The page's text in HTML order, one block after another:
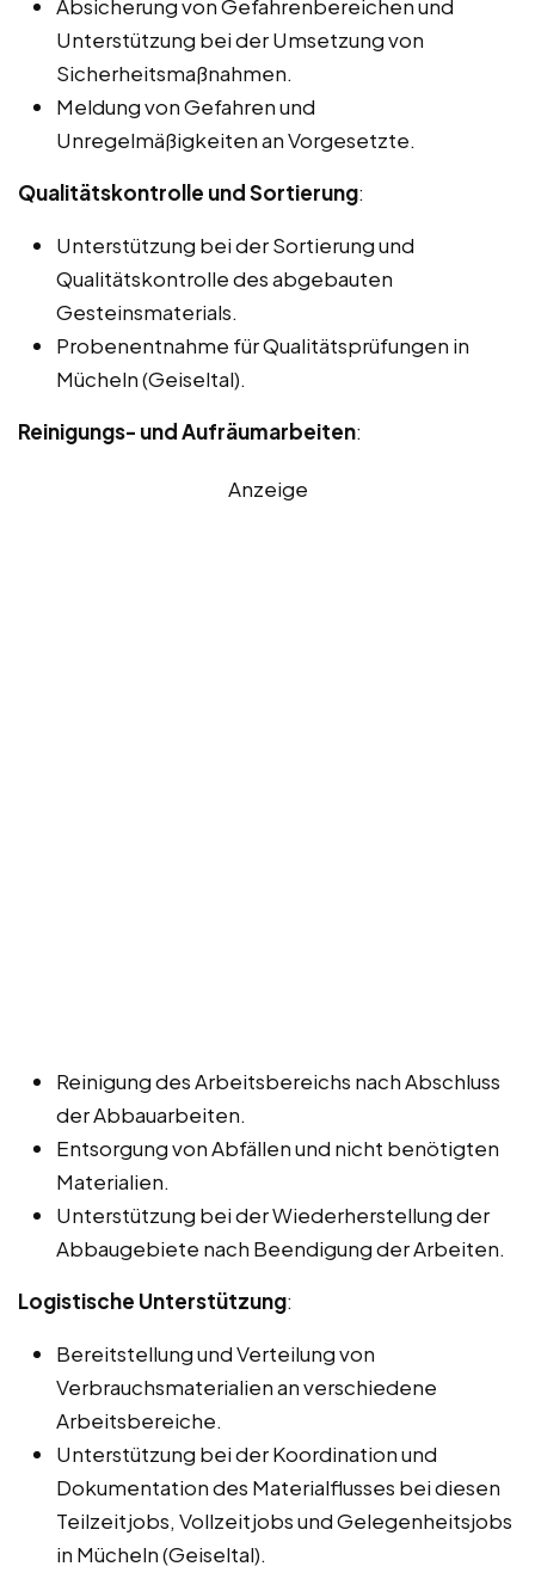
Absicherung von Gefahrenbereichen und
Unterstützung bei der Umsetzung von
Sicherheitsmaßnahmen.
Meldung von Gefahren und
Unregelmäßigkeiten an Vorgesetzte.
Qualitätskontrolle und Sortierung:
Unterstützung bei der Sortierung und
Qualitätskontrolle des abgebauten
Gesteinsmaterials.
Probenentnahme für Qualitätsprüfungen in
Mücheln (Geiseltal).
Reinigungs- und Aufräumarbeiten:
Anzeige
Reinigung des Arbeitsbereichs nach Abschluss
der Abbauarbeiten.
Entsorgung von Abfällen und nicht benötigten
Materialien.
Unterstützung bei der Wiederherstellung der
Abbaugebiete nach Beendigung der Arbeiten.
Logistische Unterstützung:
Bereitstellung und Verteilung von
Verbrauchsmaterialien an verschiedene
Arbeitsbereiche.
Unterstützung bei der Koordination und
Dokumentation des Materialflusses bei diesen
Teilzeitjobs, Vollzeitjobs und Gelegenheitsjobs
in Mücheln (Geiseltal).